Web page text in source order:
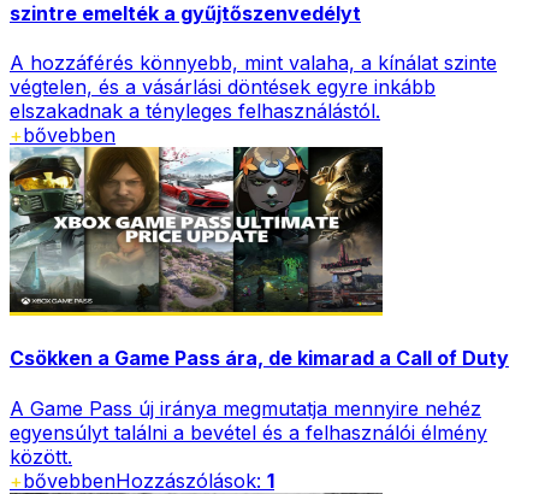
szintre emelték a gyűjtőszenvedélyt
A hozzáférés könnyebb, mint valaha, a kínálat szinte
végtelen, és a vásárlási döntések egyre inkább
elszakadnak a tényleges felhasználástól.
+bővebben
Csökken a Game Pass ára, de kimarad a Call of Duty
A Game Pass új iránya megmutatja mennyire nehéz
egyensúlyt találni a bevétel és a felhasználói élmény
között.
+bővebbenHozzászólások: 1